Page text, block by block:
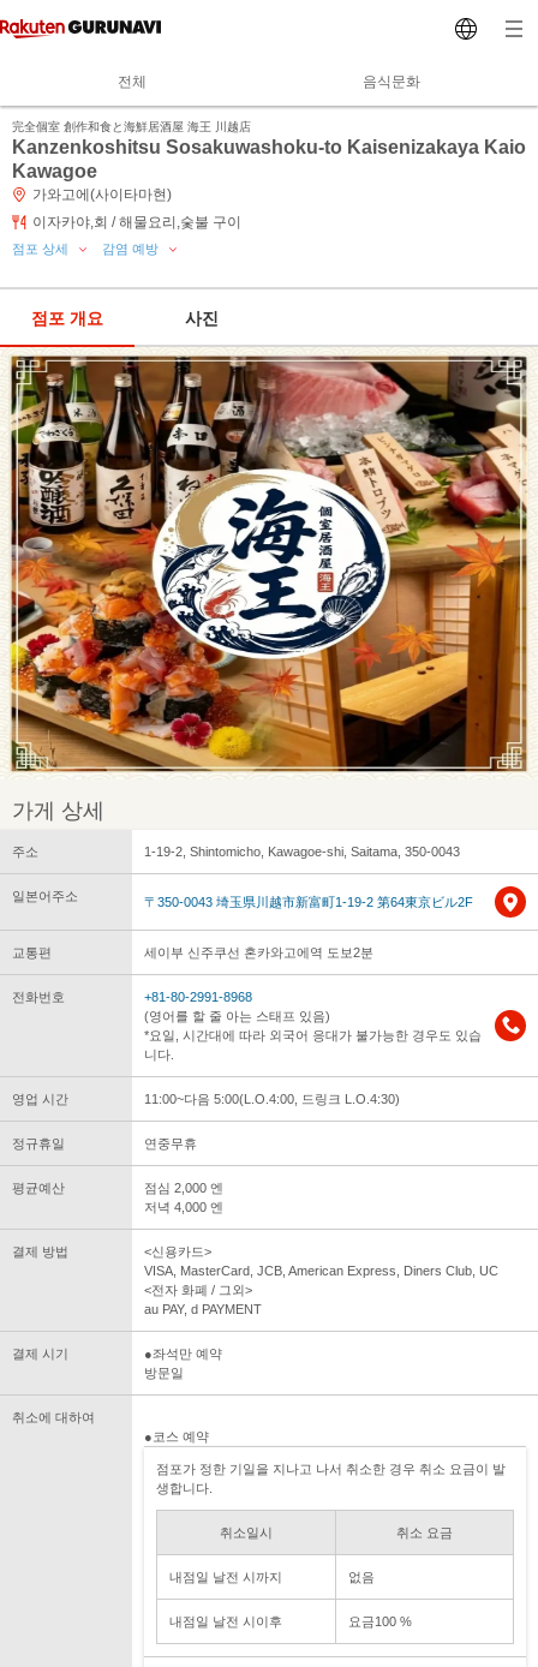
전체 음식문화
完全個室 創作和食と海鮮居酒屋 海王 川越店
Kanzenkoshitsu Sosakuwashoku-to Kaisenizakaya Kaio
Kawagoe
가와고에(사이타마현)
이자카야,회 / 해물요리,숯불 구이
점포 상세 감염 예방
점포 개요 사진
가게 상세
주소 1-19-2, Shintomicho, Kawagoe-shi, Saitama, 350-0043
일본어주소 〒350-0043 埼玉県川越市新富町1-19-2 第64東京ビル2F
교통편 세이부 신주쿠선 혼카와고에역 도보2분
전화번호
+81-80-2991-8968
(영어를 할 줄 아는 스태프 있음)
*요일, 시간대에 따라 외국어 응대가 불가능한 경우도 있습
니다.
영업 시간 11:00~다음 5:00(L.O.4:00, 드링크 L.O.4:30)
정규휴일 연중무휴
평균예산
점심 2,000 엔
저녁 4,000 엔
결제 방법
<신용카드>
VISA, MasterCard, JCB, American Express, Diners Club, UC
<전자 화폐 / 그외>
au PAY, d PAYMENT
결제 시기
●좌석만 예약
방문일
취소에 대하여
●코스 예약
점포가 정한 기일을 지나고 나서 취소한 경우 취소 요금이 발
생합니다.
취소일시 취소 요금
내점일 날전 시까지 없음
내점일 날전 시이후 요금100 %